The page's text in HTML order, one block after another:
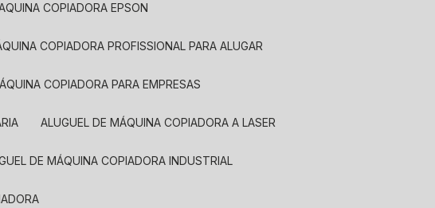
COPIADORA EPSON
COPIADORA PROFISSIONAL PARA ALUGAR
COPIADORA PARA EMPRESAS
ALUGUEL DE MÁQUINA COPIADORA A LASER
DE MÁQUINA COPIADORA INDUSTRIAL